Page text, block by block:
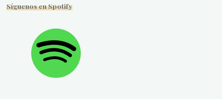
Síguenos en Spotify